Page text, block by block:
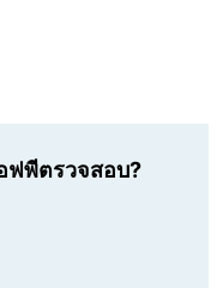
ฟพีตรวจสอบ?